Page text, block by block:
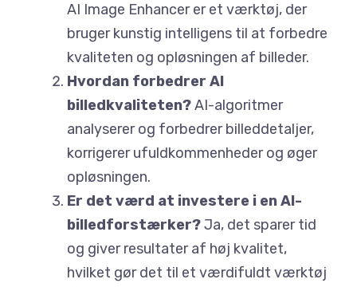
AI Image Enhancer er et værktøj, der
bruger kunstig intelligens til at forbedre
kvaliteten og opløsningen af billeder.
Hvordan forbedrer AI
billedkvaliteten?AI-algoritmer
analyserer og forbedrer billeddetaljer,
korrigerer ufuldkommenheder og øger
opløsningen.
Er det værd at investere i en AI-
billedforstærker?Ja, det sparer tid
og giver resultater af høj kvalitet,
hvilket gør det til et værdifuldt værktøj